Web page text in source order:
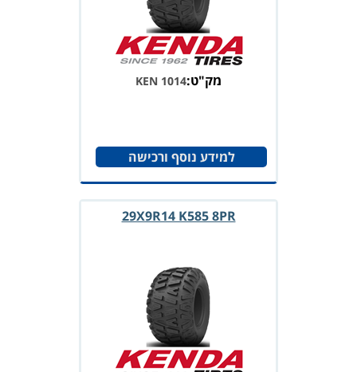
מק"ט:KEN 1014
למידע נוסף ורכישה
29X9R14 K585 8PR